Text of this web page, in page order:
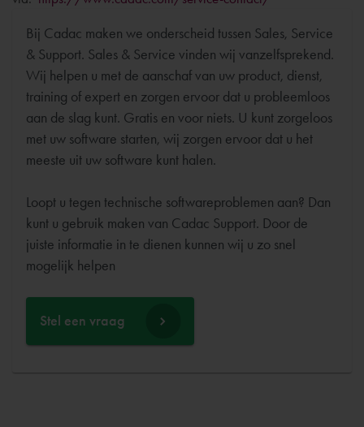
Bij Cadac maken we onderscheid tussen Sales, Service
& Support. Sales & Service vinden wij vanzelfsprekend.
Wij helpen u met de aanschaf van uw product, dienst,
training of expert en zorgen ervoor dat u probleemloos
aan de slag kunt. Gratis en voor niets. U kunt zorgeloos
met uw software starten, wij zorgen ervoor dat u het
meeste uit uw software kunt halen.
Loopt u tegen technische softwareproblemen aan? Dan
kunt u gebruik maken van Cadac Support. Door de
juiste informatie in te dienen kunnen wij u zo snel
Stel een vraag